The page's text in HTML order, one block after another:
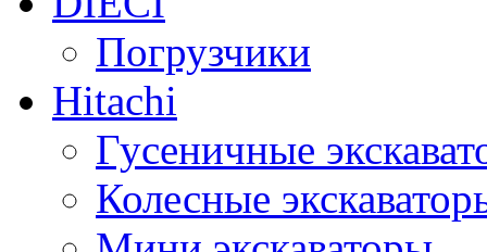
Погрузчики
Hitachi
Гусеничные
Колесные